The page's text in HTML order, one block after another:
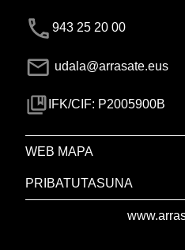
943 25 20 00
udala@arrasate.eus
IFK/CIF: P2005900B
WEB MAPA
PRIBATUTASUNA